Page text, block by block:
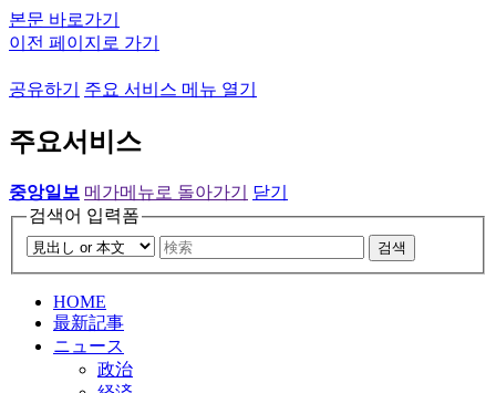
본문 바로가기
이전 페이지로 가기
공유하기 주요 서비스 메뉴 열기
주요서비스
중앙일보 메가메뉴로 돌아가기
닫기
검색어 입력폼
검색
HOME
最新記事
ニュース
政治